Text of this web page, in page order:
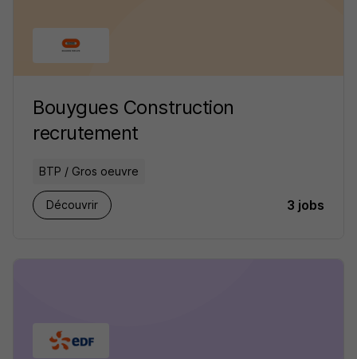
Bouygues Construction
recrutement
BTP / Gros oeuvre
Découvrir 3 jobs